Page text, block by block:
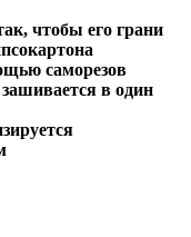
чтобы его грани
саморезов
в один